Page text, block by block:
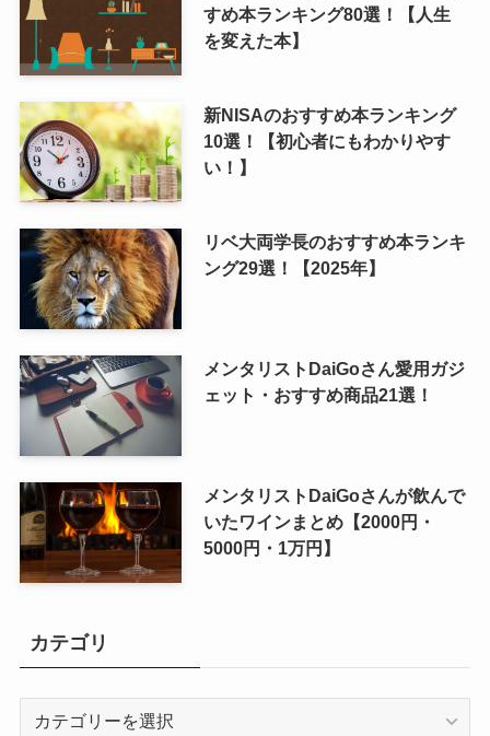
すめ本ランキング80選！【人生
を変えた本】
新NISAのおすすめ本ランキング
10選！【初心者にもわかりやす
い！】
リベ大両学長のおすすめ本ランキ
ング29選！【2025年】
メンタリストDaiGoさん愛用ガジ
ェット・おすすめ商品21選！
メンタリストDaiGoさんが飲んで
いたワインまとめ【2000円・
5000円・1万円】
カテゴリ